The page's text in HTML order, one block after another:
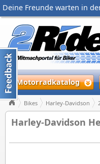
Deine Freunde warten in
Motorradkatalog
Bikes Harley-Davidson
Harley-Davidson